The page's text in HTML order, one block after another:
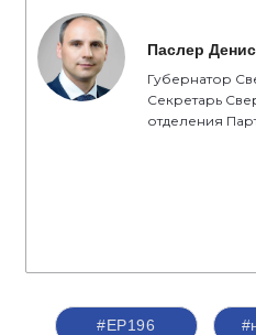
Паслер
Губернатор
Секретарь
отделения
#ЕР196